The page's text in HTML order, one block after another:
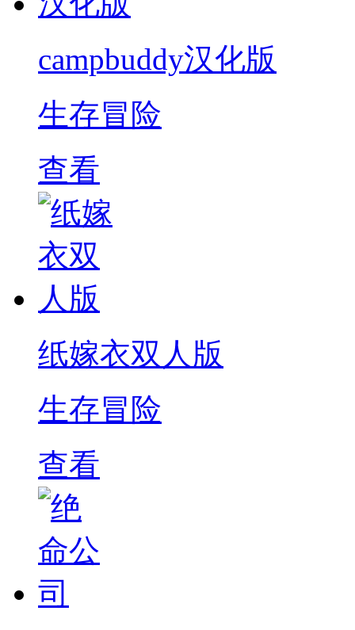
campbuddy汉化版
生存冒险
查看
纸嫁衣双人版
生存冒险
查看